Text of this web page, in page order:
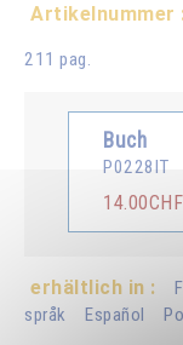
Artikelnummer
211 pag.
Buch
P0228IT
14.00CHF
erhältlich in :
språk
Español